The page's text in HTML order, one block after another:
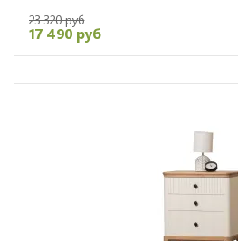
23 320 руб
17 490 руб